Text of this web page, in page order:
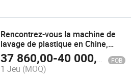
Rencontrez-vous la machine de
lavage de plastique en Chine,
fabricants de granulateurs à vis
unique en ABS et PS, machine de
recyclage de plastique
37 860,00-40 000,00 FOB
1 Jeu (MOQ)